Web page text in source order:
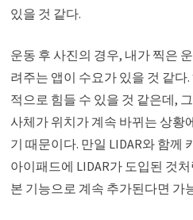
있을 것 같다.
운동 후 사진의 경우, 내가 찍은
려주는 앱이 수요가 있을 것 같
적으로 힘들 수 있을 것 같은데,
사체가 위치가 계속 바뀌는 상황
기 때문이다. 만일 LIDAR와 함
아이패드에 LIDAR가 도입된 것
본 기능으로 계속 추가된다면 가